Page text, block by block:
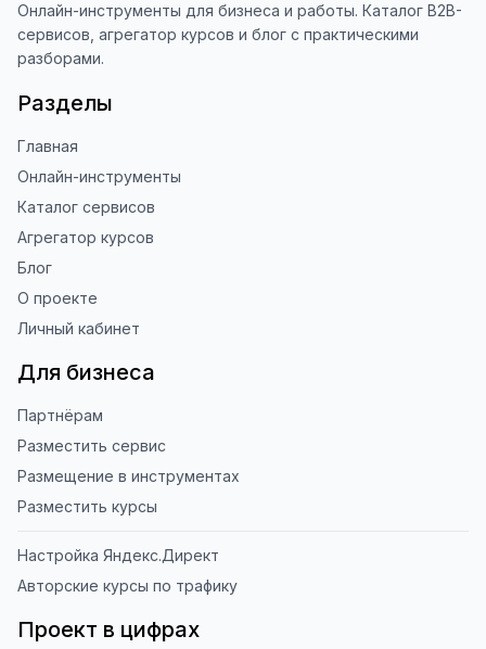
Онлайн-инструменты для бизнеса и работы. Каталог B2B-
сервисов, агрегатор курсов и блог с практическими
разборами.
Разделы
Главная
Онлайн-инструменты
Каталог сервисов
Агрегатор курсов
Блог
О проекте
Личный кабинет
Для бизнеса
Партнёрам
Разместить сервис
Размещение в инструментах
Разместить курсы
Настройка Яндекс.Директ
Авторские курсы по трафику
Проект в цифрах